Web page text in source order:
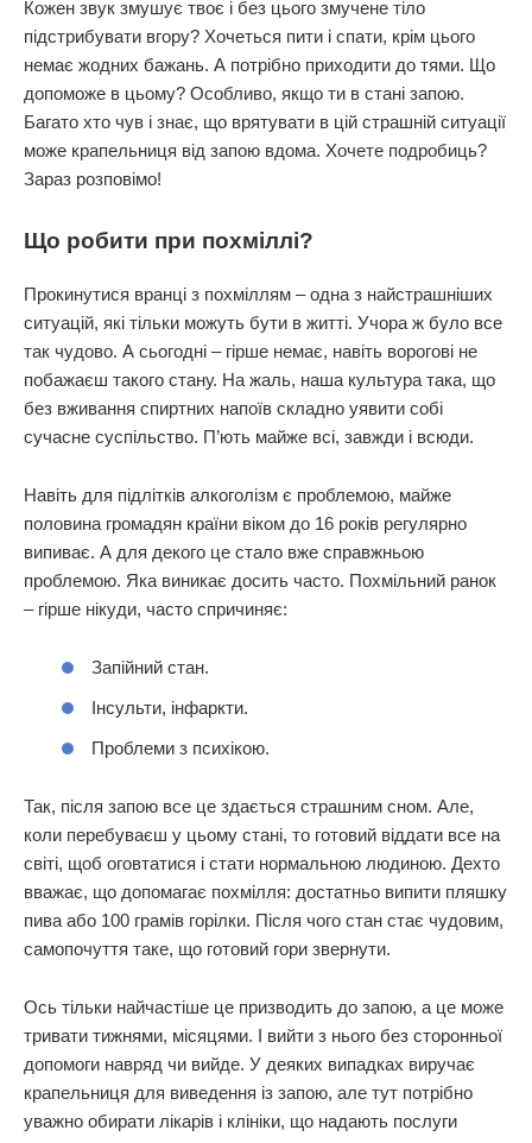
Кожен звук змушує твоє і без цього змучене тіло
підстрибувати вгору? Хочеться пити і спати, крім цього
немає жодних бажань. А потрібно приходити до тями. Що
допоможе в цьому? Особливо, якщо ти в стані запою.
Багато хто чув і знає, що врятувати в цій страшній ситуації
може крапельниця від запою вдома. Хочете подробиць?
Зараз розповімо!
Що робити при похміллі?
Прокинутися вранці з похміллям – одна з найстрашніших
ситуацій, які тільки можуть бути в житті. Учора ж було все
так чудово. А сьогодні – гірше немає, навіть ворогові не
побажаєш такого стану. На жаль, наша культура така, що
без вживання спиртних напоїв складно уявити собі
сучасне суспільство. П’ють майже всі, завжди і всюди.
Навіть для підлітків алкоголізм є проблемою, майже
половина громадян країни віком до 16 років регулярно
випиває. А для декого це стало вже справжньою
проблемою. Яка виникає досить часто. Похмільний ранок
– гірше нікуди, часто спричиняє:
Запійний стан.
Інсульти, інфаркти.
Проблеми з психікою.
Так, після запою все це здається страшним сном. Але,
коли перебуваєш у цьому стані, то готовий віддати все на
світі, щоб оговтатися і стати нормальною людиною. Дехто
вважає, що допомагає похмілля: достатньо випити пляшку
пива або 100 грамів горілки. Після чого стан стає чудовим,
самопочуття таке, що готовий гори звернути.
Ось тільки найчастіше це призводить до запою, а це може
тривати тижнями, місяцями. І вийти з нього без сторонньої
допомоги навряд чи вийде. У деяких випадках виручає
крапельниця для виведення із запою, але тут потрібно
уважно обирати лікарів і клініки, що надають послуги